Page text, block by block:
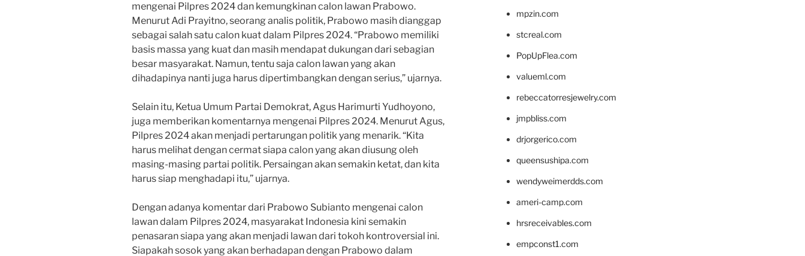
mengenai Pilpres 2024 dan kemungkinan calon lawan Prabowo.
Menurut Adi Prayitno, seorang analis politik, Prabowo masih dianggap
sebagai salah satu calon kuat dalam Pilpres 2024. “Prabowo memiliki
basis massa yang kuat dan masih mendapat dukungan dari sebagian
besar masyarakat. Namun, tentu saja calon lawan yang akan
dihadapinya nanti juga harus dipertimbangkan dengan serius,” ujarnya.
Selain itu, Ketua Umum Partai Demokrat, Agus Harimurti Yudhoyono,
juga memberikan komentarnya mengenai Pilpres 2024. Menurut Agus,
Pilpres 2024 akan menjadi pertarungan politik yang menarik. “Kita
harus melihat dengan cermat siapa calon yang akan diusung oleh
masing-masing partai politik. Persaingan akan semakin ketat, dan kita
harus siap menghadapi itu,” ujarnya.
Dengan adanya komentar dari Prabowo Subianto mengenai calon
lawan dalam Pilpres 2024, masyarakat Indonesia kini semakin
penasaran siapa yang akan menjadi lawan dari tokoh kontroversial ini.
Siapakah sosok yang akan berhadapan dengan Prabowo dalam
mpzin.com
stcreal.com
PopUpFlea.com
valueml.com
rebeccatorresjewelry.com
jmpbliss.com
drjorgerico.com
queensushipa.com
wendyweimerdds.com
ameri-camp.com
hrsreceivables.com
empconst1.com